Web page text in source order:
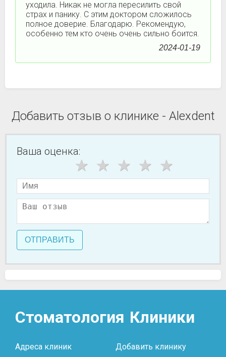
уходила. Никак не могла пересилить свой
страх и панику. С этим доктором сложилось
полное доверие. Благодарю. Рекомендую,
особенно тем кто очень очень сильно боится.
2024-01-19
Добавить отзыв о клинике - Alexdent
Ваша оценка:
ОТПРАВИТЬ
Стоматология Клиники
Адреса клиник Добавить клинику